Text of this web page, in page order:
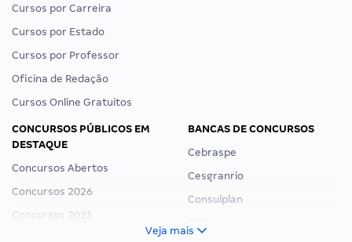
Cursos por Carreira
Cursos por Estado
Cursos por Professor
Oficina de Redação
Cursos Online Gratuitos
CONCURSOS PÚBLICOS EM
DESTAQUE
Concursos Abertos
Concursos 2026
Concursos 2025
BANCAS DE CONCURSOS
Cebraspe
Cesgranrio
Consulplan
Veja mais